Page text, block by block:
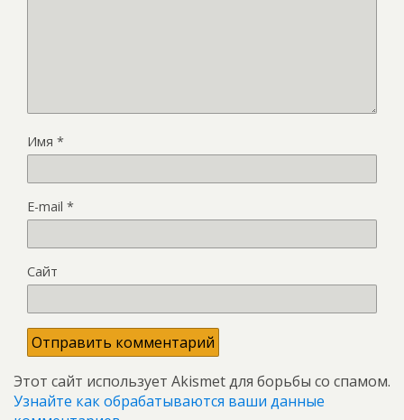
Имя *
E-mail *
Сайт
Этот сайт использует Akismet для борьбы со спамом.
Узнайте как обрабатываются ваши данные